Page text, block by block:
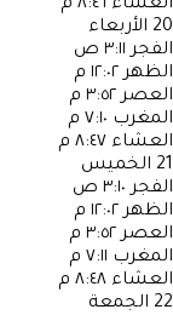
العشاء ٨:٤٦ م
20 الأربعاء
الفجر ٣:١١ ص
الظهر ١٢:٠٢ م
العصر ٣:٥٢ م
المغرب ٧:١٠ م
العشاء ٨:٤٧ م
21 الخميس
الفجر ٣:١٠ ص
الظهر ١٢:٠٢ م
العصر ٣:٥٢ م
المغرب ٧:١١ م
العشاء ٨:٤٨ م
22 الجمعة